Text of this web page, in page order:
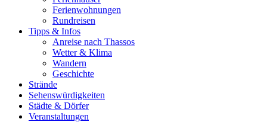
Ferienwohnungen
Rundreisen
Tipps & Infos
Anreise nach Thassos
Wetter & Klima
Wandern
Geschichte
Strände
Sehenswürdigkeiten
Städte & Dörfer
Veranstaltungen